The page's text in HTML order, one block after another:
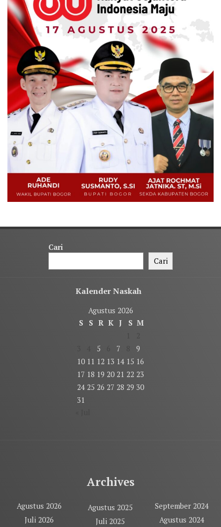
Cari
Cari
Kalender Naskah
Agustus 2026
S
S R K J S M
5 7
9
10 11 12 13 14 15 16
17 18 19 20 21 22 23
24 25 26 27 28 29 30
31
Archives
Agustus 2026
Juli 2026
Agustus 2025
Juli 2025
September 2024
Agustus 2024